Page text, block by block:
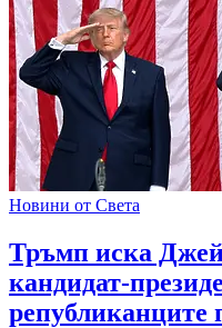
Новини от Света
Тръмп иска
кандидат-
републиканците